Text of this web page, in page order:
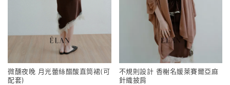
微醺夜晚 月光蕾絲醋酸直筒裙(可
配套)
不規則設計 香榭名媛萊賽爾亞麻
針織披肩